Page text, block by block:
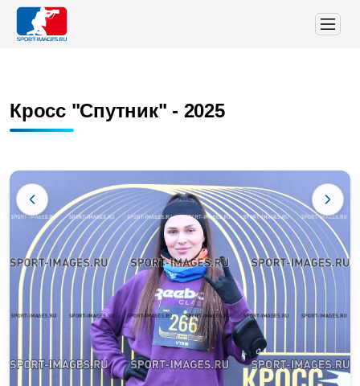
Кросс "Спутник" - 2025